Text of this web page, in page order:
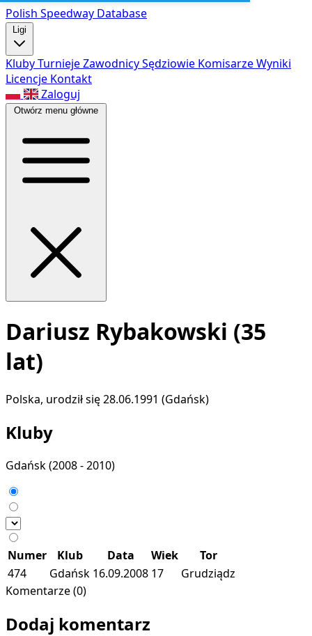
Polish Speedway Database
Ligi
KlubyTurniejeZawodnicySędziowie KomisarzeWyniki
Licencje Kontakt
Zaloguj
Otwórz menu główne
Dariusz Rybakowski (35
lat)
Polska, urodził się 28.06.1991 (Gdańsk)
Kluby
Gdańsk(2008 - 2010)
Numer Klub Data Wiek
Tor
474
Gdańsk 16.09.2008 17
Grudziądz
Komentarze (0)
Dodaj komentarz